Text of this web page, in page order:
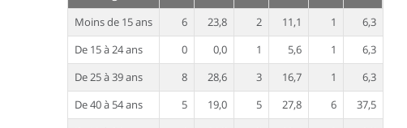
Moins de 15 ans
6 23,8 2 11,1 1
6,3
De 15 à 24 ans
0 0,0 1 5,6 1
6,3
De 25 à 39 ans
8 28,6 3 16,7 1
6,3
De 40 à 54 ans
5 19,0 5 27,8 6
37,5